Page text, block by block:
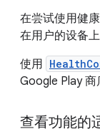
在尝试使用健
在用户的设备
使用
Google Play 商
查看功能的